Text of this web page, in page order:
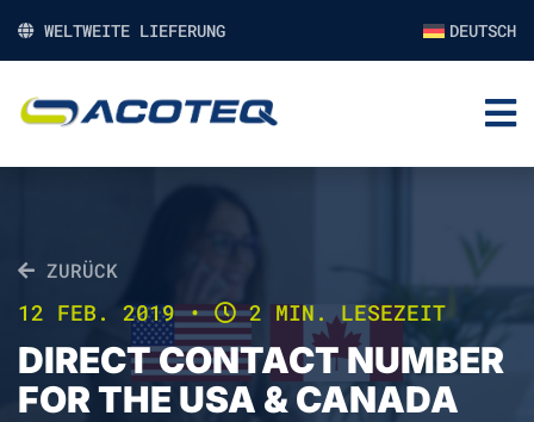
WELTWEITE LIEFERUNG DEUTSCH
ZURÜCK
12 FEB. 2019• 2 MIN. LESEZEIT
DIRECT CONTACT NUMBER
FOR THE USA & CANADA